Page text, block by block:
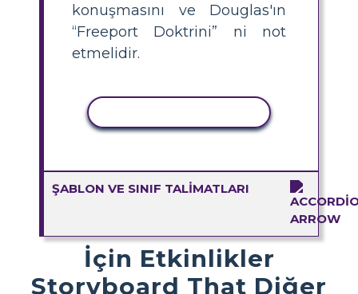
konuşmasını ve Douglas'ın
“Freeport Doktrini” ni not
etmelidir.
ŞABLON VE SINIF TALIMATLARI
İçin Etkinlikler
Storyboard That Diğer